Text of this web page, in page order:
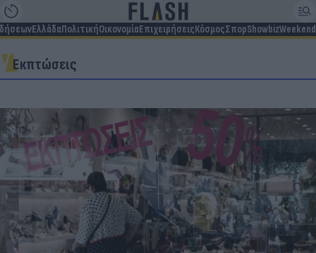
ΕλλάδαΠολιτικήΟικονομίαΕπιχειρήσειςΚόσμοςΣπορShowbizWeekend
Εκπτώσεις